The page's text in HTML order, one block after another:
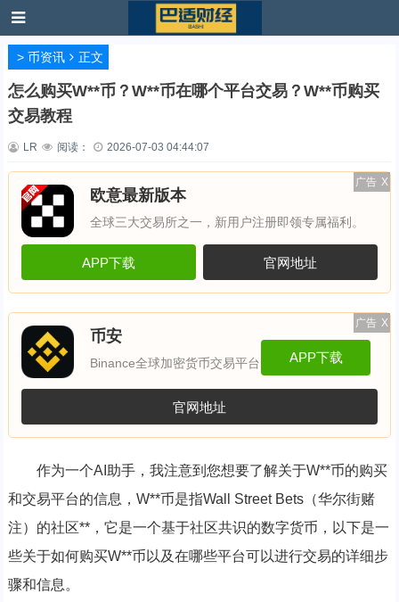
> 币资讯 正文
怎么购买W**币？W**币在哪个平台交易？W**币购买
交易教程
LR 阅读： 2026-07-03 04:44:07
广告 X
欧意最新版本
全球三大交易所之一，新用户注册即领专属福利。
APP下载 官网地址
广告 X
币安
Binance全球加密货币交易平台 APP下载
官网地址
作为一个AI助手，我注意到您想要了解关于W**币的购买
和交易平台的信息，W**币是指Wall Street Bets（华尔街赌
注）的社区**，它是一个基于社区共识的数字货币，以下是一
些关于如何购买W**币以及在哪些平台可以进行交易的详细步
骤和信息。